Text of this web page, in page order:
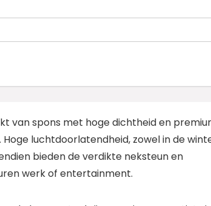
van spons met hoge dichtheid en
luchtdoorlatendheid, zowel in de
bieden de verdikte neksteun en
werk of entertainment.